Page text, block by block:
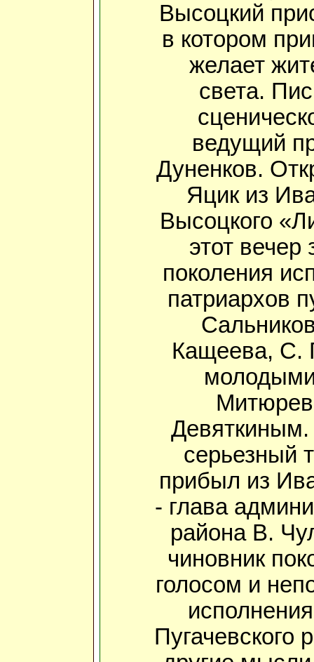
Высоцкий
в котором
желает
света.
ведущий
Дуненков.
Яцик из
Высоцкого
этот вечер
поколения
патриархов
Кащеева, С.
Девяткиным.
серьезный
прибыл из
- глава
района В.
чиновник
голосом и
Пугачевского